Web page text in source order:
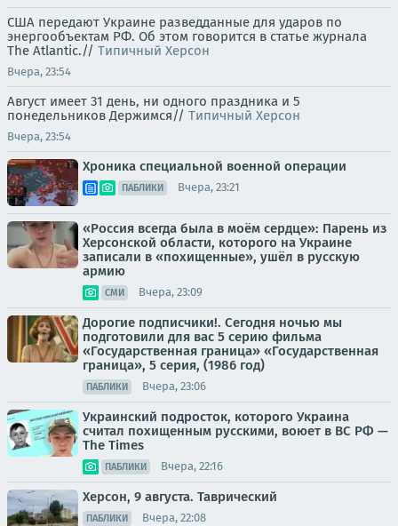
США передают Украине разведданные для ударов по
энергообъектам РФ. Об этом говорится в статье журнала
The Atlantic.// Типичный Херсон
Вчера, 23:54
Август имеет 31 день, ни одного праздника и 5
понедельников Держимся// Типичный Херсон
Вчера, 23:54
Хроника специальной военной операции
ПАБЛИКИ Вчера, 23:21
«Россия всегда была в моём сердце»: Парень из
Херсонской области, которого на Украине
записали в «похищенные», ушёл в русскую
армию
СМИ Вчера, 23:09
Дорогие подписчики!. Сегодня ночью мы
подготовили для вас 5 серию фильма
«Государственная граница» «Государственная
граница», 5 серия, (1986 год)
ПАБЛИКИ Вчера, 23:06
Украинский подросток, которого Украина
считал похищенным русскими, воюет в ВС РФ —
The Times
ПАБЛИКИ Вчера, 22:16
Херсон, 9 августа. Таврический
ПАБЛИКИ Вчера, 22:08